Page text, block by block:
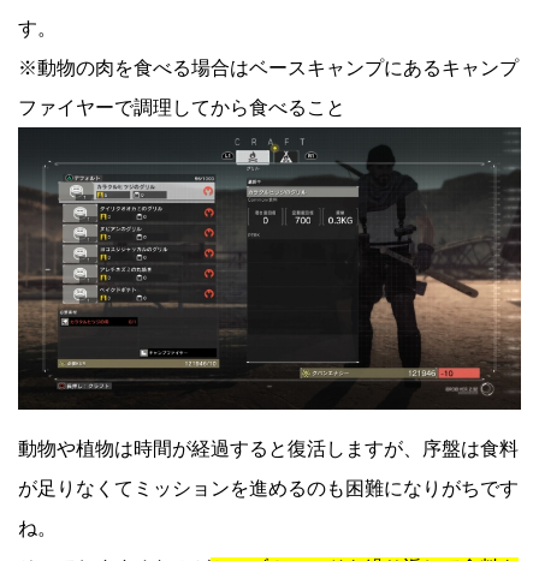
す。
※動物の肉を食べる場合はベースキャンプにあるキャンプ
ファイヤーで調理してから食べること
動物や植物は時間が経過すると復活しますが、序盤は食料
が足りなくてミッションを進めるのも困難になりがちです
ね。